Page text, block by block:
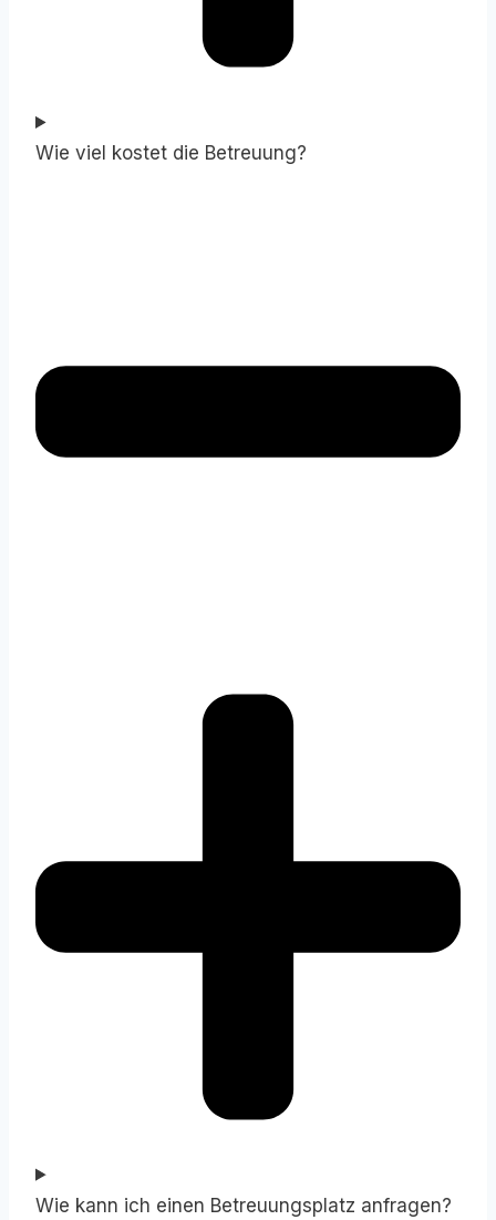
Wie viel kostet die Betreuung?
Wie kann ich einen Betreuungsplatz anfragen?